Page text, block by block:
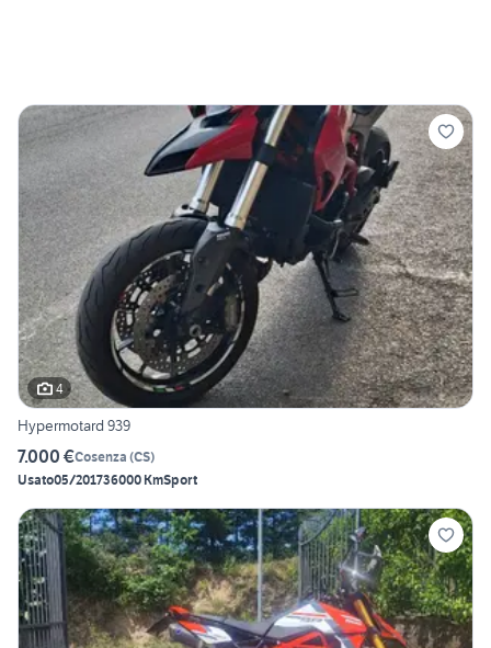
4
Hypermotard 939
7.000 €Cosenza (CS)
Usato05/201736000 KmSport